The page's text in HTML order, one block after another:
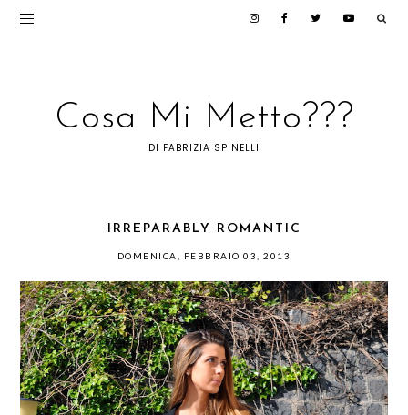
Cosa Mi Metto???
DI FABRIZIA SPINELLI
IRREPARABLY ROMANTIC
DOMENICA, FEBBRAIO 03, 2013